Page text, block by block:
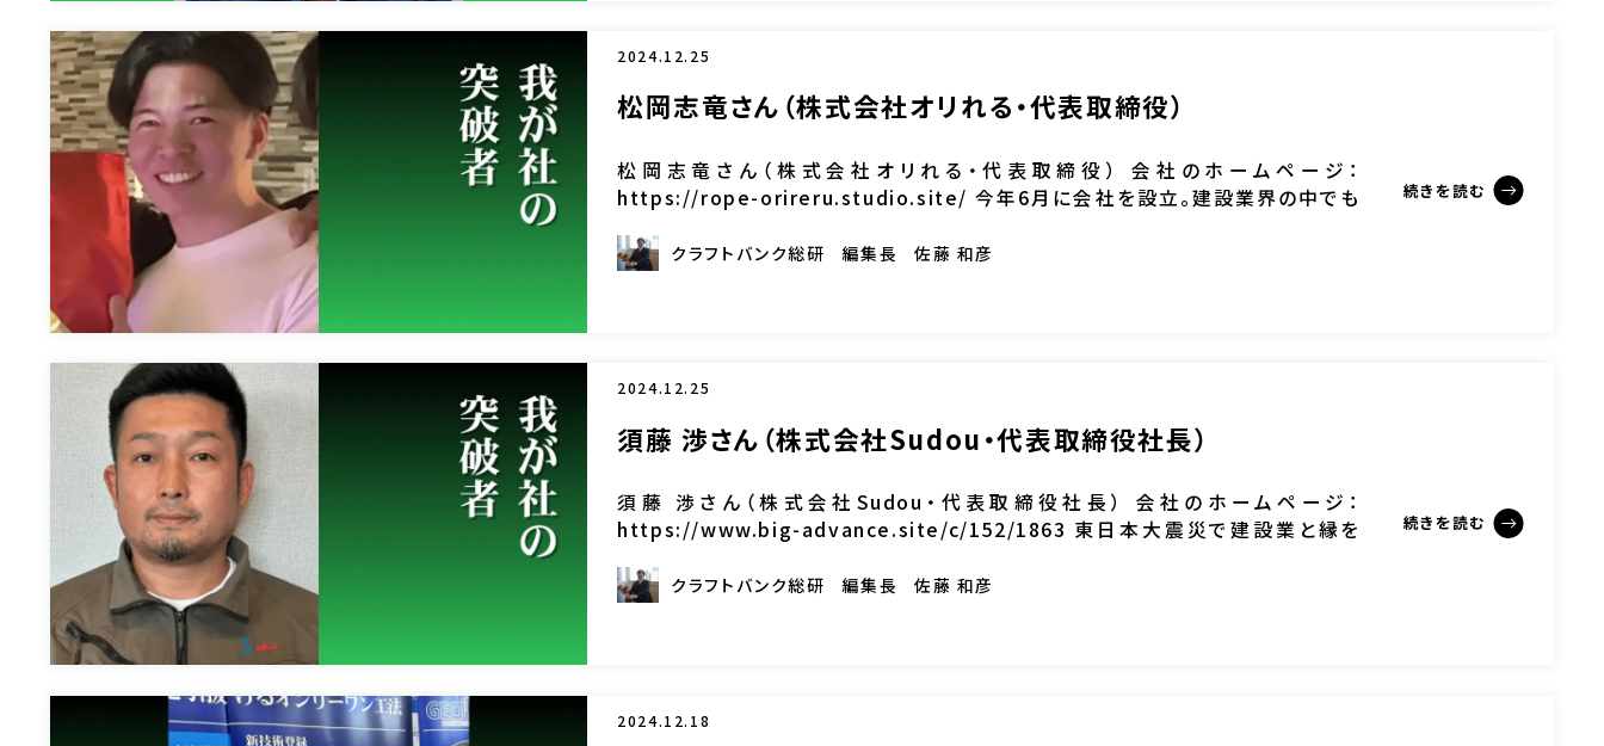
2024.12.25
松岡志竜さん（株式会社オリれる・代表取締役）
松岡志竜さん（株式会社オリれる・代表取締役） 会社のホームページ：
https://rope-orireru.studio.site/ 今年6月に会社を設立。建設業界の中でも
クラフトバンク総研 編集長 佐藤 和彦
続きを読む
2024.12.25
須藤 渉さん（株式会社Sudou・代表取締役社長）
須藤 渉さん（株式会社Sudou・代表取締役社長） 会社のホームページ：
https://www.big-advance.site/c/152/1863 東日本大震災で建設業と縁を
クラフトバンク総研 編集長 佐藤 和彦
続きを読む
2024.12.18